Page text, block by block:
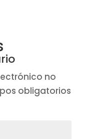
no
obligatorios